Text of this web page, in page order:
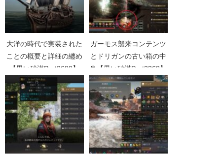
大洋の時代で実装された
ことの概要と詳細の纏め
【黒い砂漠Part2680】
ガーモス襲来コンテンツ
とドリガンの古い箱の中
身【黒い砂漠Part2368】